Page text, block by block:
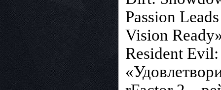
Passion
Vision
Resident